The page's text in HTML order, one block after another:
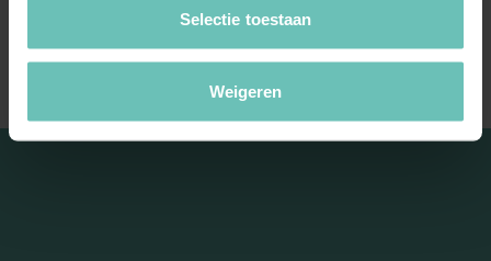
Selectie toestaan
Weigeren
ECLI:NL:HR:2010:BK4476). Art. 50 en 55 (oud)
...Hoge Raad Updates Cassatie